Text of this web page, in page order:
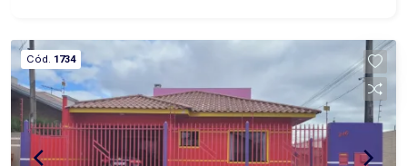
sala, o balcão da pia e cortinas. Obs.: Além do
aluguel e encargos anunciados, é acrescido o
Seguro contra Incêndio e Vendaval (valor sob
consulta) e o Fundo de Conservação do Imóvel
(FCI) equivalente a 5% do valor do aluguel.
Cód. 1734